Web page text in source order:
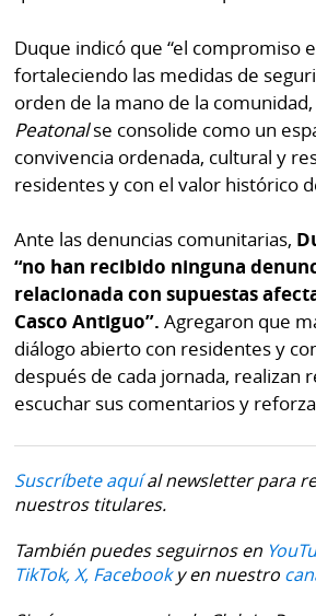
Duque indicó que “el compromiso
fortaleciendo las medidas de
orden de la mano de la
Peatonalse consolide como un
convivencia ordenada, cultural y
residentes y con el valor histórico
Ante las denuncias comunitarias,
“no han recibido ninguna
relacionada con supuestas
Casco Antiguo”.Agregaron que
diálogo abierto con residentes y
después de cada jornada, realizan
escuchar sus comentarios y
Suscríbete aquíal newsletter para
nuestros titulares.
También puedes seguirnos en
TikTok, X, Facebooky en nuestro